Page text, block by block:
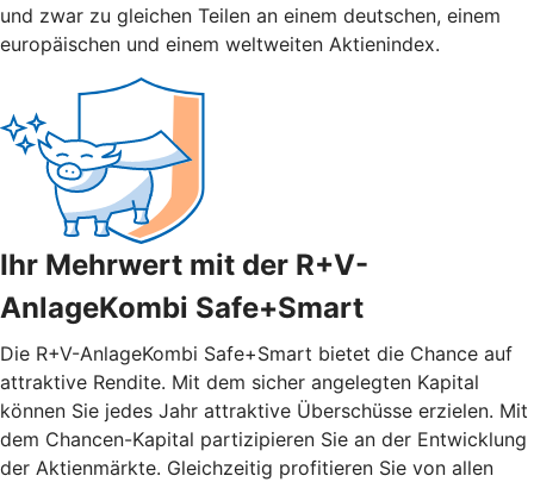
und zwar zu gleichen Teilen an einem deutschen, einem
europäischen und einem weltweiten Aktienindex.
Ihr Mehrwert mit der R+V-
AnlageKombi Safe+Smart
Die R+V-AnlageKombi Safe+Smart bietet die Chance auf
attraktive Rendite. Mit dem sicher angelegten Kapital
können Sie jedes Jahr attraktive Überschüsse erzielen. Mit
dem Chancen-Kapital partizipieren Sie an der Entwicklung
der Aktienmärkte. Gleichzeitig profitieren Sie von allen